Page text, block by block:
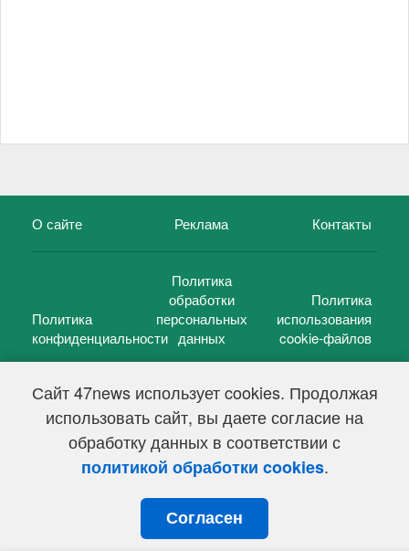
Сайт 47news использует cookies. Продолжая
использовать сайт, вы даете согласие на
обработку данных в соответствии с
политикой обработки cookies.
Согласен
О сайте Реклама Контакты
Политика
конфиденциальности
Политика
обработки
персональных
данных
Политика
использования
cookie-файлов
47 новостей (47 news)2005 — 2026 г.
Свидетельство о регистрации СМИ Эл № ФС 77-39848, выдано
Федеральной службой по надзору в сфере связи,
информационных технологий и массовых коммуникаций